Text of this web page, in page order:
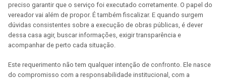
preciso garantir que o serviço foi executado corretamente. O papel do
vereador vai além de propor. É também fiscalizar. E quando surgem
dúvidas consistentes sobre a execução de obras públicas, é dever
dessa casa agir, buscar informações, exigir transparência e
acompanhar de perto cada situação.
Este requerimento não tem qualquer intenção de confronto. Ele nasce
do compromisso com a responsabilidade institucional, com a